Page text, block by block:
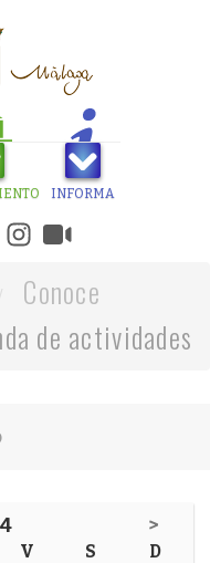
INFORMA
Conoce
de actividades
>
V S D